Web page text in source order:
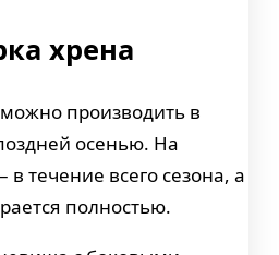
хрена
производить в
осенью. На
в течение всего сезона, а
полностью.